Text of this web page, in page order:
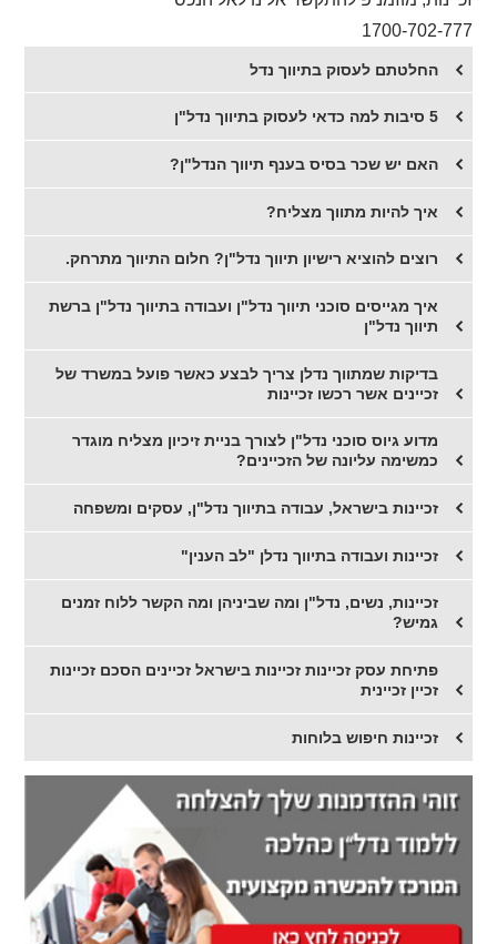
1700-702-777
החלטתם לעסוק בתיווך נדל
5 סיבות למה כדאי לעסוק בתיווך נדל"ן
האם יש שכר בסיס בענף תיווך הנדל"ן?
איך להיות מתווך מצליח?
​רוצים להוציא רישיון תיווך נדל"ן? חלום התיווך מתרחק.
​איך מגייסים סוכני תיווך נדל"ן ועבודה בתיווך נדל"ן ברשת
תיווך נדל"ן
בדיקות שמתווך נדלן צריך לבצע כאשר פועל במשרד של
זכיינים אשר רכשו זכיינות
​מדוע גיוס סוכני נדל"ן לצורך בניית זיכיון מצליח מוגדר
כמשימה עליונה של הזכיינים?
​זכיינות בישראל, עבודה בתיווך נדל"ן, עסקים ומשפחה
זכיינות ועבודה בתיווך נדלן "לב הענין"
זכיינות, נשים, נדל"ן ומה שביניהן ומה הקשר ללוח זמנים
גמיש?
פתיחת עסק זכיינות זכיינות בישראל זכיינים הסכם זכיינות
זכיין זכיינית
זכיינות חיפוש בלוחות